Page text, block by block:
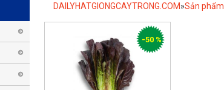
DAILYHATGIONGCAYTRONG.COM»Sản phẩm
-50 %